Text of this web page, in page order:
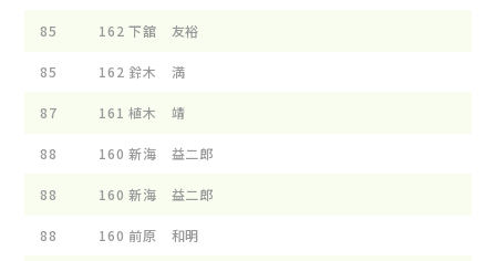
85 162 下舘 友裕
85 162 鈴木 満
87 161 植木 靖
88 160 新海 益二郎
88 160 新海 益二郎
88 160 前原 和明